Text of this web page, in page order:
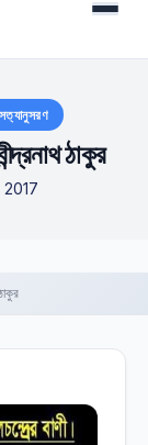
Menu
সত্যানুসরণ
ঠাকুর